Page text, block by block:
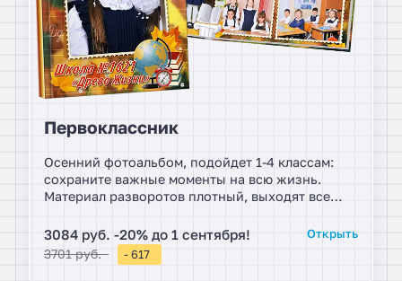
Первоклассник
Осенний фотоальбом, подойдет 1-4 классам:
сохраните важные моменты на всю жизнь.
Материал разворотов плотный, выходят все
3084 руб. -20% до 1 сентября!
3701 руб. - 617
Открыть